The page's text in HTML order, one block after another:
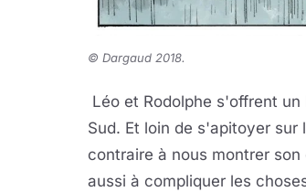
© Dargaud 2018.
Léo et Rodolphe s'offrent
Sud. Et loin de s'apitoyer
contraire à nous montrer
aussi à compliquer les